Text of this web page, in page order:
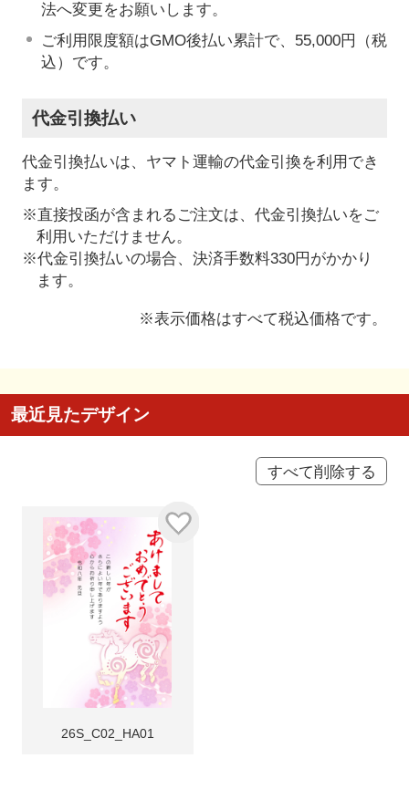
法へ変更をお願いします。
ご利用限度額はGMO後払い累計で、55,000円（税
込）です。
代金引換払い
代金引換払いは、ヤマト運輸の代金引換を利用でき
ます。
※直接投函が含まれるご注文は、代金引換払いをご
利用いただけません。
※代金引換払いの場合、決済手数料330円がかかり
ます。
※表示価格はすべて税込価格です。
最近見たデザイン
すべて削除する
26S_C02_HA01